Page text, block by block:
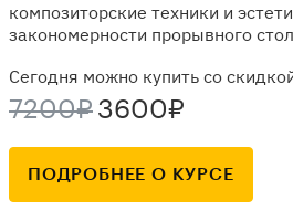
композиторские техники и
закономерности прорывного
Сегодня можно купить со
7200₽ 3600₽
ПОДРОБНЕЕ О КУРСЕ